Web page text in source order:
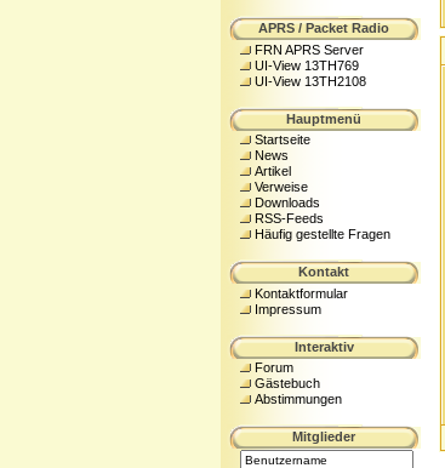
APRS / Packet Radio
FRN APRS Server
UI-View 13TH769
UI-View 13TH2108
Hauptmenü
Startseite
News
Artikel
Verweise
Downloads
RSS-Feeds
Häufig gestellte Fragen
Kontakt
Kontaktformular
Impressum
Interaktiv
Forum
Gästebuch
Abstimmungen
Mitglieder